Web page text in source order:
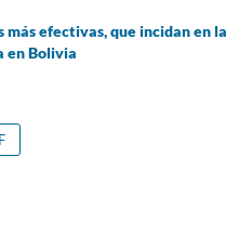
efectivas, que incidan en la
en Bolivia